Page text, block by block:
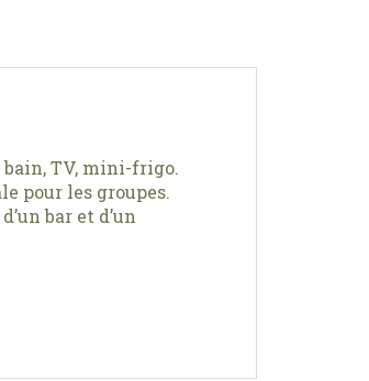
bain, TV, mini-frigo.
pour les groupes.
bar et d’un